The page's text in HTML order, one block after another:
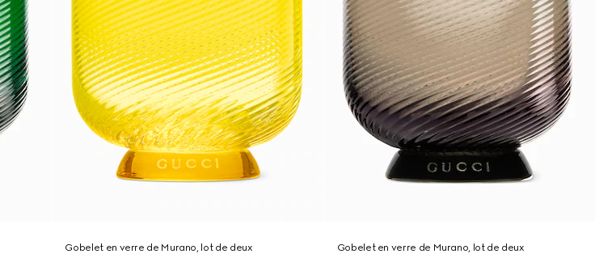
Gobelet en verre de Murano, lot de deux
Gobelet en verre de Murano, lot de deux